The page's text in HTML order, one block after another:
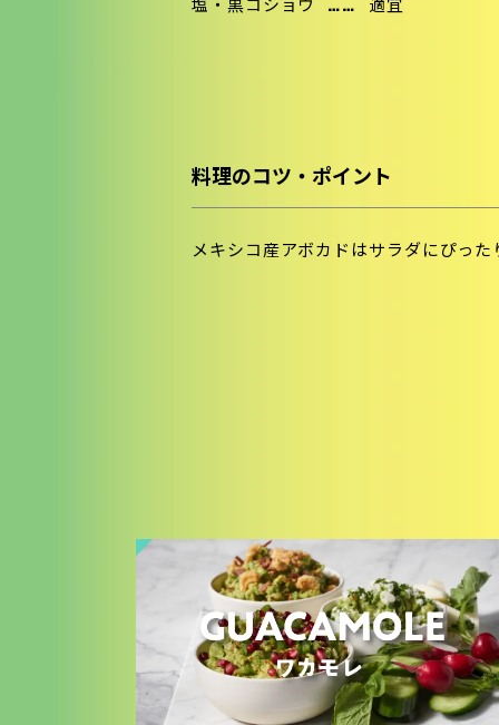
塩・黒コショウ …… 適宜
料理のコツ・ポイント
メキシコ産アボカドはサラダにぴっ